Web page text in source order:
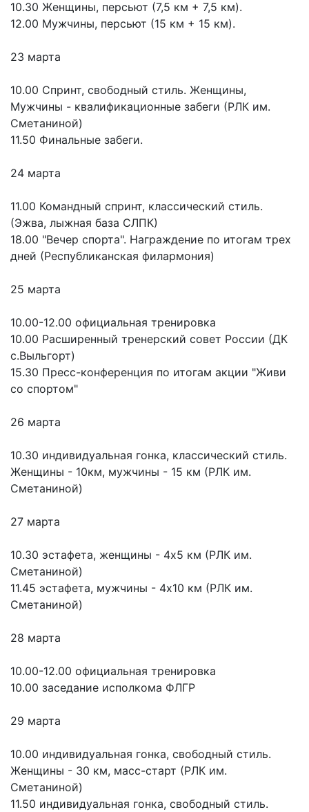
10.30 Женщины, персьют (7,5 км + 7,5 км).
12.00 Мужчины, персьют (15 км + 15 км).
23 марта
10.00 Спринт, свободный стиль. Женщины,
Мужчины - квалификационные забеги (РЛК им.
Сметаниной)
11.50 Финальные забеги.
24 марта
11.00 Командный спринт, классический стиль.
(Эжва, лыжная база СЛПК)
18.00 "Вечер спорта". Награждение по итогам трех
дней (Республиканская филармония)
25 марта
10.00-12.00 официальная тренировка
10.00 Расширенный тренерский совет России (ДК
с.Выльгорт)
15.30 Пресс-конференция по итогам акции "Живи
со спортом"
26 марта
10.30 индивидуальная гонка, классический стиль.
Женщины - 10км, мужчины - 15 км (РЛК им.
Сметаниной)
27 марта
10.30 эстафета, женщины - 4х5 км (РЛК им.
Сметаниной)
11.45 эстафета, мужчины - 4х10 км (РЛК им.
Сметаниной)
28 марта
10.00-12.00 официальная тренировка
10.00 заседание исполкома ФЛГР
29 марта
10.00 индивидуальная гонка, свободный стиль.
Женщины - 30 км, масс-старт (РЛК им.
Сметаниной)
11.50 индивидуальная гонка, свободный стиль.